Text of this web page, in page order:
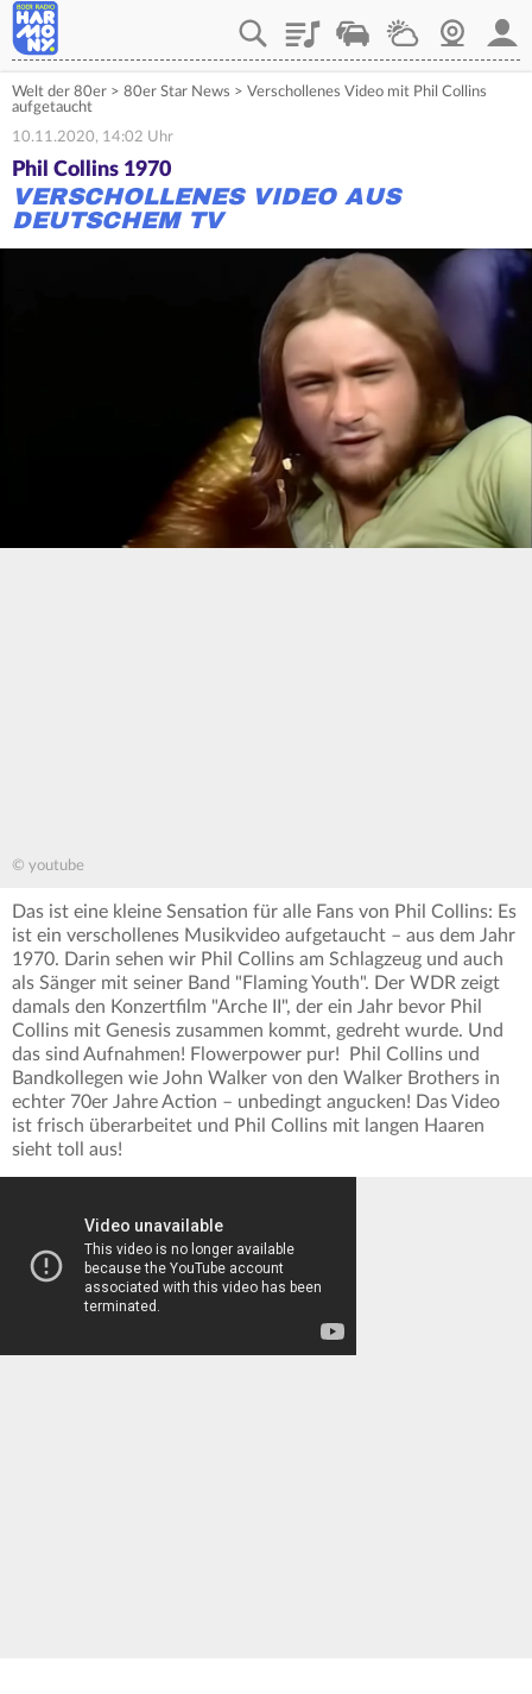
PlaylistVerkehrWetterWebcam
Welt der 80er > 80er Star News > Verschollenes Video mit Phil Collins
aufgetaucht
10.11.2020, 14:02 Uhr
Phil Collins 1970
VERSCHOLLENES VIDEO AUS
DEUTSCHEM TV
© youtube
Das ist eine kleine Sensation für alle Fans von Phil Collins: Es
ist ein verschollenes Musikvideo aufgetaucht – aus dem Jahr
1970. Darin sehen wir Phil Collins am Schlagzeug und auch
als Sänger mit seiner Band "Flaming Youth". Der WDR zeigt
damals den Konzertfilm "Arche II", der ein Jahr bevor Phil
Collins mit Genesis zusammen kommt, gedreht wurde. Und
das sind Aufnahmen! Flowerpower pur! Phil Collins und
Bandkollegen wie John Walker von den Walker Brothers in
echter 70er Jahre Action – unbedingt angucken! Das Video
ist frisch überarbeitet und Phil Collins mit langen Haaren
sieht toll aus!